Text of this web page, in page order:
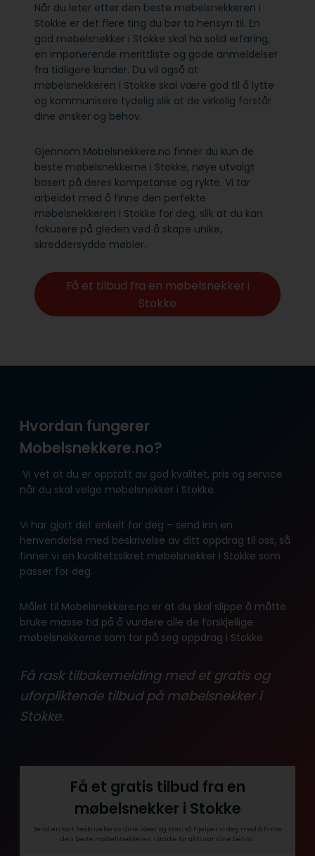
Når du leter etter den beste møbelsnekkeren i
Stokke er det flere ting du bør ta hensyn til. En
god møbelsnekker i Stokke skal ha solid erfaring,
en imponerende merittliste og gode anmeldelser
fra tidligere kunder. Du vil også at
møbelsnekkeren i Stokke skal være god til å lytte
og kommunisere tydelig slik at de virkelig forstår
dine ønsker og behov.
Gjennom Mobelsnekkere.no finner du kun de
beste møbelsnekkerne i Stokke, nøye utvalgt
basert på deres kompetanse og rykte. Vi tar
arbeidet med å finne den perfekte
møbelsnekkeren i Stokke for deg, slik at du kan
fokusere på gleden ved å skape unike,
skreddersydde møbler.
Få et tilbud fra en møbelsnekker i
Stokke
Hvordan fungerer
Mobelsnekkere.no?
Vi vet at du er opptatt av god kvalitet, pris og service
når du skal velge møbelsnekker i Stokke.
Vi har gjort det enkelt for deg – send inn en
henvendelse med beskrivelse av ditt oppdrag til oss, så
finner vi en kvalitetssikret møbelsnekker i Stokke som
passer for deg.
Målet til Mobelsnekkere.no er at du skal slippe å måtte
bruke masse tid på å vurdere alle de forskjellige
møbelsnekkerne som tar på seg oppdrag i Stokke.
Få rask tilbakemelding med et gratis og
uforpliktende tilbud på møbelsnekker i
Stokke.
Få et gratis tilbud fra en
møbelsnekker i Stokke
Send en kort beskrivelse av dine ideer og krav, så hjelper vi deg med å finne
den beste møbelsnekkeren i Stokke for akkurat dine behov.